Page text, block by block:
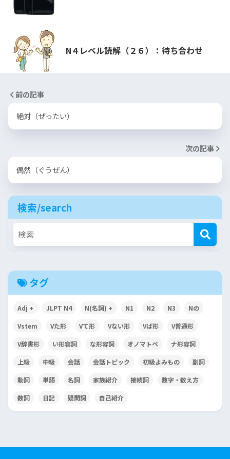
N４レベル読解（２６）：待ち合わせ
前の記事
絶対（ぜったい）
次の記事
偶然（ぐうぜん）
検索/search
タグ
Adj + JLPT N4 N(名詞) + N1 N2 N3 Nの
Vstem Vた形 Vて形 Vない形 Vば形 V普通形
V辞書形 い形容詞 な形容詞 オノマトペ ナ形容詞
上級 中級 会話 会話トピック 初級よみもの 副詞
動詞 単語 名詞 家族紹介 接続詞 数字・数え方
数詞 日記 疑問詞 自己紹介